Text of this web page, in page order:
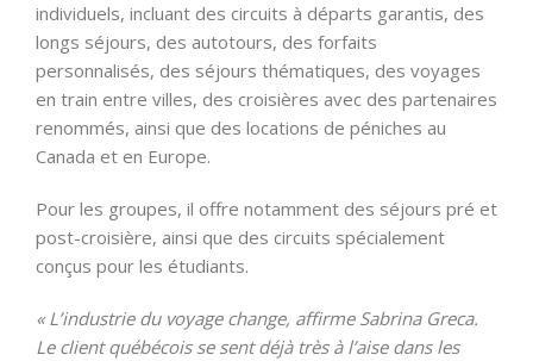
individuels, incluant des circuits à départs garantis, des
longs séjours, des autotours, des forfaits
personnalisés, des séjours thématiques, des voyages
en train entre villes, des croisières avec des partenaires
renommés, ainsi que des locations de péniches au
Canada et en Europe.
Pour les groupes, il offre notamment des séjours pré et
post-croisière, ainsi que des circuits spécialement
conçus pour les étudiants.
« L’industrie du voyage change, affirme Sabrina Greca.
Le client québécois se sent déjà très à l’aise dans les